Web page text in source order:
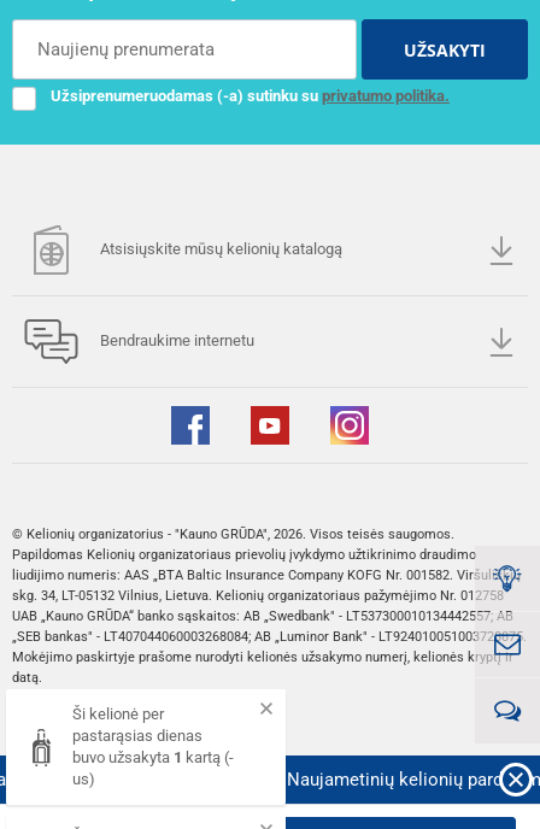
Ši kelionė per
pastarąsias dienas
buvo užsakyta 1 kartą (-
us)
UŽSAKYTI
Užsiprenumeruodamas (-a) sutinku su privatumo politika.
Plačiau! 🎄 Prasidėjo Kalėdinių ir Naujametinių kelionių
Atsisiųskite mūsų kelionių katalogą
Bendraukime internetu
© Kelionių organizatorius - "Kauno GRŪDA", 2026. Visos teisės saugomos.
Papildomas Kelionių organizatoriaus prievolių įvykdymo užtikrinimo draudimo
liudijimo numeris: AAS „BTA Baltic Insurance Company KOFG Nr. 001582. Viršuliškių
skg. 34, LT-05132 Vilnius, Lietuva. Kelionių organizatoriaus pažymėjimo Nr. 012758
UAB „Kauno GRŪDA“ banko sąskaitos: AB „Swedbank" - LT537300010134442557; AB
„SEB bankas" - LT407044060003268084; AB „Luminor Bank" - LT924010051003728875.
Mokėjimo paskirtyje prašome nurodyti kelionės užsakymo numerį, kelionės kryptį ir
datą.
Web sprendimas: